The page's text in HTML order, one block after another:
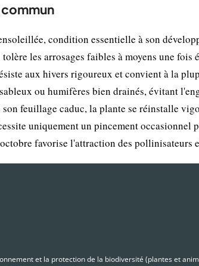
condition essentielle à son
les arrosages faibles à moyens une fois
aux hivers rigoureux et convient à la
ou humifères bien drainés, évitant
feuillage caduc, la plante se réinstalle
uniquement un pincement occasionnel
favorise l'attraction des pollinisateurs
et la protection de la biodiversité (plantes et